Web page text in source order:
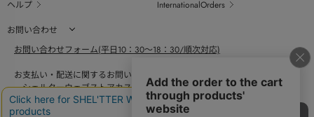
ヘルプ
InternationalOrders
お問い合わせ
お問い合わせフォーム(平日10：30～18：30/順次対応)
お支払い・配送に関するお問い合わせ（平日10：30～18：00）
シェルターウェブストアカスタマーセンター
0800-123-6820
商品の素材、サイズ、仕様等に関するお問い合せ（平日10：30～18：00）